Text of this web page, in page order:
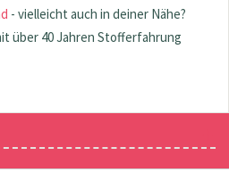
- vielleicht auch in deiner Nähe?
über 40 Jahren Stofferfahrung